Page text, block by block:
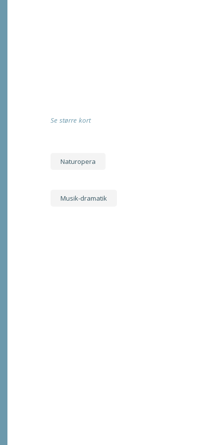
Se større kort
Naturopera
Musik-dramatik